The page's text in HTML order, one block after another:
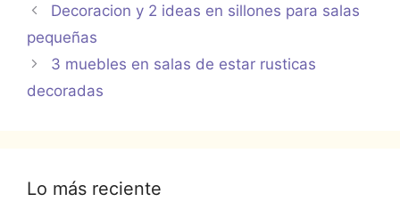
Decoracion y 2 ideas en sillones para salas
pequeñas
3 muebles en salas de estar rusticas
decoradas
Lo más reciente